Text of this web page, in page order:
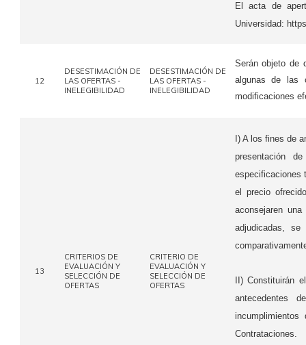
El acta de
Universidad:
12
DESESTIMACIÓN DE
LAS OFERTAS -
INELEGIBILIDAD
DESESTIMACIÓN DE
LAS OFERTAS -
INELEGIBILIDAD
Serán objeto de
algunas de las
modificaciones
13
CRITERIOS DE
EVALUACIÓN Y
SELECCIÓN DE
OFERTAS
CRITERIO DE
EVALUACIÓN Y
SELECCIÓN DE
OFERTAS
I) A los fines de
presentación
especificaciones
el precio
aconsejaren
adjudicadas,
II) Constituirán
antecedentes
Contrataciones.